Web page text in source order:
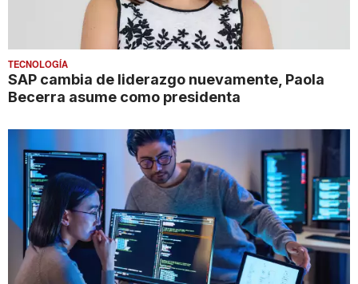
TECNOLOGÍA
SAP cambia de liderazgo nuevamente, Paola
Becerra asume como presidenta